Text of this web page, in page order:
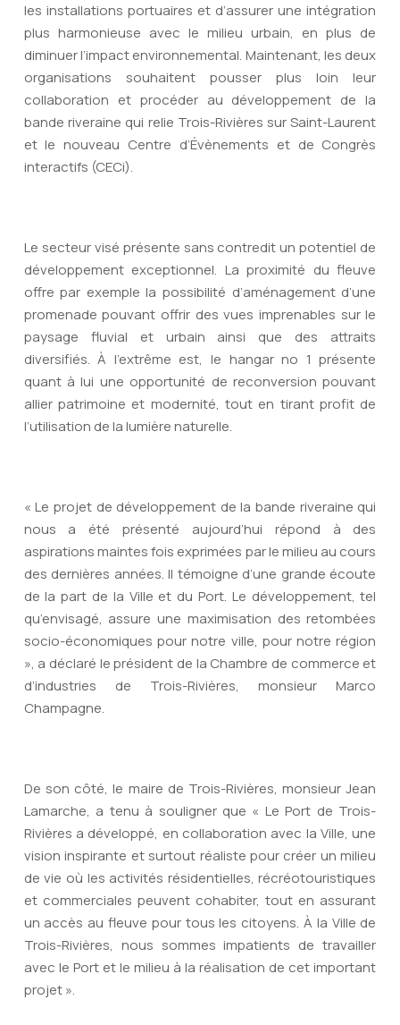
les installations portuaires et d’assurer une intégration
plus harmonieuse avec le milieu urbain, en plus de
diminuer l’impact environnemental. Maintenant, les deux
organisations souhaitent pousser plus loin leur
collaboration et procéder au développement de la
bande riveraine qui relie Trois-Rivières sur Saint-Laurent
et le nouveau Centre d’Évènements et de Congrès
interactifs (CECi).
Le secteur visé présente sans contredit un potentiel de
développement exceptionnel. La proximité du fleuve
offre par exemple la possibilité d’aménagement d’une
promenade pouvant offrir des vues imprenables sur le
paysage fluvial et urbain ainsi que des attraits
diversifiés. À l’extrême est, le hangar no 1 présente
quant à lui une opportunité de reconversion pouvant
allier patrimoine et modernité, tout en tirant profit de
l’utilisation de la lumière naturelle.
« Le projet de développement de la bande riveraine qui
nous a été présenté aujourd’hui répond à des
aspirations maintes fois exprimées par le milieu au cours
des dernières années. Il témoigne d’une grande écoute
de la part de la Ville et du Port. Le développement, tel
qu’envisagé, assure une maximisation des retombées
socio-économiques pour notre ville, pour notre région
», a déclaré le président de la Chambre de commerce et
d’industries de Trois-Rivières, monsieur Marco
Champagne.
De son côté, le maire de Trois-Rivières, monsieur Jean
Lamarche, a tenu à souligner que « Le Port de Trois-
Rivières a développé, en collaboration avec la Ville, une
vision inspirante et surtout réaliste pour créer un milieu
de vie où les activités résidentielles, récréotouristiques
et commerciales peuvent cohabiter, tout en assurant
un accès au fleuve pour tous les citoyens. À la Ville de
Trois-Rivières, nous sommes impatients de travailler
avec le Port et le milieu à la réalisation de cet important
projet ».